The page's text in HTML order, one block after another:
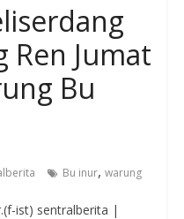
Ren Jumat
Bu
Bu inur, warung
ist) sentralberita |